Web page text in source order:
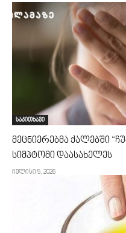
საკითხავი
მეცნიერებმა ქალებში
სიმპტომი დაასახელეს
ივლისი 5, 2026